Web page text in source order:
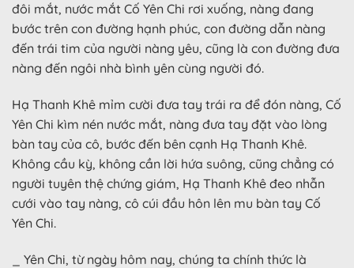
đôi mắt, nước mắt Cố Yên Chi rơi xuống, nàng đang
bước trên con đường hạnh phúc, con đường dẫn nàng
đến trái tim của người nàng yêu, cũng là con đường đưa
nàng đến ngôi nhà bình yên cùng người đó.
Hạ Thanh Khê mỉm cười đưa tay trái ra để đón nàng, Cố
Yên Chi kìm nén nước mắt, nàng đưa tay đặt vào lòng
bàn tay của cô, bước đến bên cạnh Hạ Thanh Khê.
Không cầu kỳ, không cần lời hứa suông, cũng chẳng có
người tuyên thệ chứng giám, Hạ Thanh Khê đeo nhẫn
cưới vào tay nàng, cô cúi đầu hôn lên mu bàn tay Cố
Yên Chi.
_ Yên Chi, từ ngày hôm nay, chúng ta chính thức là